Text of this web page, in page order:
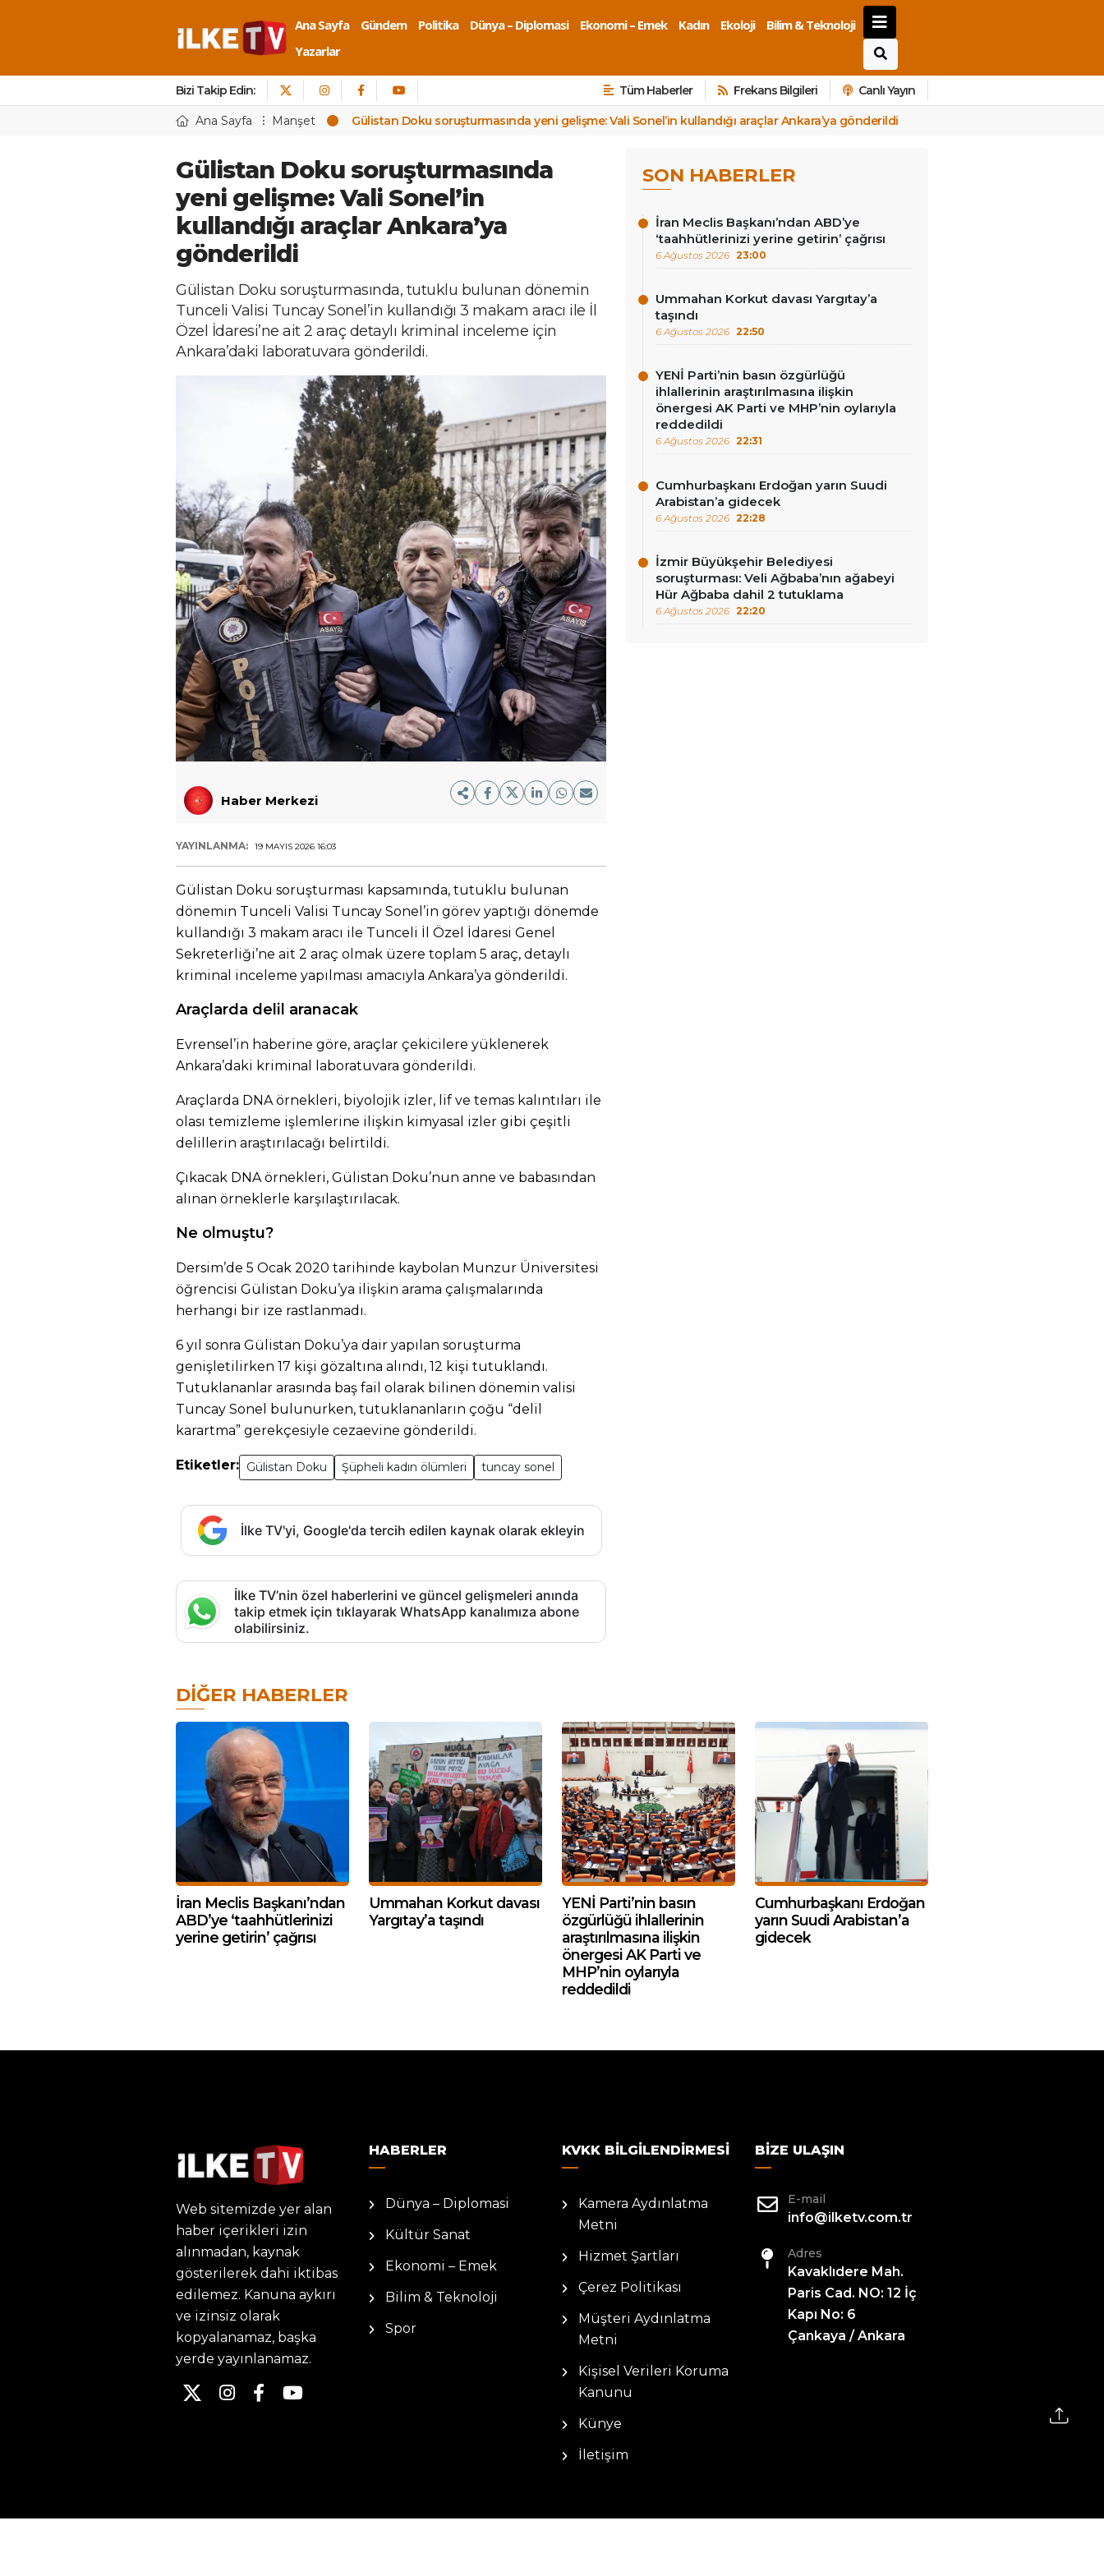
Ana Sayfa Gündem Politika Dünya – Diplomasi Ekonomi – Emek Kadın Ekoloji
Bilim & Teknoloji
Yazarlar
Bizi Takip Edin: Tüm Haberler Frekans Bilgileri Canlı Yayın
Ana Sayfa Manşet Gülistan Doku soruşturmasında yeni gelişme: Vali Sonel’in kullandığı araçlar Ankara’ya gönderildi
Gülistan Doku soruşturmasında
yeni gelişme: Vali Sonel’in
kullandığı araçlar Ankara’ya
gönderildi
Gülistan Doku soruşturmasında, tutuklu bulunan dönemin
Tunceli Valisi Tuncay Sonel’in kullandığı 3 makam aracı ile İl
Özel İdaresi’ne ait 2 araç detaylı kriminal inceleme için
Ankara’daki laboratuvara gönderildi.
Haber Merkezi
YAYINLANMA: 19 MAYIS 2026 16:03
Gülistan Doku soruşturması kapsamında, tutuklu bulunan
dönemin Tunceli Valisi Tuncay Sonel’in görev yaptığı dönemde
kullandığı 3 makam aracı ile Tunceli İl Özel İdaresi Genel
Sekreterliği’ne ait 2 araç olmak üzere toplam 5 araç, detaylı
kriminal inceleme yapılması amacıyla Ankara’ya gönderildi.
Araçlarda delil aranacak
Evrensel’in haberine göre, araçlar çekicilere yüklenerek
Ankara’daki kriminal laboratuvara gönderildi.
Araçlarda DNA örnekleri, biyolojik izler, lif ve temas kalıntıları ile
olası temizleme işlemlerine ilişkin kimyasal izler gibi çeşitli
delillerin araştırılacağı belirtildi.
Çıkacak DNA örnekleri, Gülistan Doku’nun anne ve babasından
alınan örneklerle karşılaştırılacak.
Ne olmuştu?
Dersim’de 5 Ocak 2020 tarihinde kaybolan Munzur Üniversitesi
öğrencisi Gülistan Doku’ya ilişkin arama çalışmalarında
herhangi bir ize rastlanmadı.
6 yıl sonra Gülistan Doku’ya dair yapılan soruşturma
genişletilirken 17 kişi gözaltına alındı, 12 kişi tutuklandı.
Tutuklananlar arasında baş fail olarak bilinen dönemin valisi
Tuncay Sonel bulunurken, tutuklananların çoğu “delil
karartma” gerekçesiyle cezaevine gönderildi.
Etiketler: Gülistan Doku Şüpheli kadın ölümleri tuncay sonel
İlke TV'yi, Google'da tercih edilen kaynak olarak ekleyin
İlke TV’nin özel haberlerini ve güncel gelişmeleri anında
takip etmek için tıklayarak WhatsApp kanalımıza abone
olabilirsiniz.
SON HABERLER
İran Meclis Başkanı’ndan ABD’ye
‘taahhütlerinizi yerine getirin’ çağrısı
6 Ağustos 2026 23:00
Ummahan Korkut davası Yargıtay’a
taşındı
6 Ağustos 2026 22:50
YENİ Parti’nin basın özgürlüğü
ihlallerinin araştırılmasına ilişkin
önergesi AK Parti ve MHP’nin oylarıyla
reddedildi
6 Ağustos 2026 22:31
Cumhurbaşkanı Erdoğan yarın Suudi
Arabistan’a gidecek
6 Ağustos 2026 22:28
İzmir Büyükşehir Belediyesi
soruşturması: Veli Ağbaba’nın ağabeyi
Hür Ağbaba dahil 2 tutuklama
6 Ağustos 2026 22:20
DIĞER HABERLER
İran Meclis Başkanı’ndan
ABD’ye ‘taahhütlerinizi
yerine getirin’ çağrısı
Ummahan Korkut davası
Yargıtay’a taşındı
YENİ Parti’nin basın
özgürlüğü ihlallerinin
araştırılmasına ilişkin
önergesi AK Parti ve
MHP’nin oylarıyla
reddedildi
Cumhurbaşkanı Erdoğan
yarın Suudi Arabistan’a
gidecek
Web sitemizde yer alan
haber içerikleri izin
alınmadan, kaynak
gösterilerek dahi iktibas
edilemez. Kanuna aykırı
ve izinsiz olarak
kopyalanamaz, başka
yerde yayınlanamaz.
HABERLER
Dünya – Diplomasi
Kültür Sanat
Ekonomi – Emek
Bilim & Teknoloji
Spor
KVKK BILGILENDIRMESI
Kamera Aydınlatma
Metni
Hizmet Şartları
Çerez Politikası
Müşteri Aydınlatma
Metni
Kişisel Verileri Koruma
Kanunu
Künye
İletişim
BIZE ULAŞIN
E-mail
info@ilketv.com.tr
Adres
Kavaklıdere Mah.
Paris Cad. NO: 12 İç
Kapı No: 6
Çankaya / Ankara